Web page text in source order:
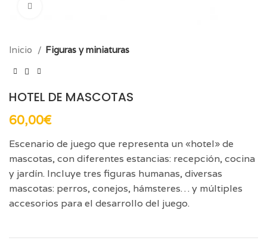
Inicio Figuras y miniaturas
HOTEL DE MASCOTAS
60,00€
Escenario de juego que representa un «hotel» de
mascotas, con diferentes estancias: recepción, cocina
y jardín. Incluye tres figuras humanas, diversas
mascotas: perros, conejos, hámsteres… y múltiples
accesorios para el desarrollo del juego.